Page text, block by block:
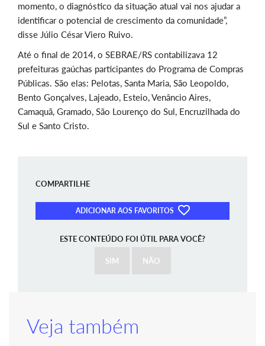
momento, o diagnóstico da situação atual vai nos ajudar a
identificar o potencial de crescimento da comunidade”,
disse Júlio César Viero Ruivo.
Até o final de 2014, o SEBRAE/RS contabilizava 12
prefeituras gaúchas participantes do Programa de Compras
Públicas. São elas: Pelotas, Santa Maria, São Leopoldo,
Bento Gonçalves, Lajeado, Esteio, Venâncio Aires,
Camaquã, Gramado, São Lourenço do Sul, Encruzilhada do
Sul e Santo Cristo.
COMPARTILHE
ADICIONAR AOS FAVORITOS
ESTE CONTEÚDO FOI ÚTIL PARA VOCÊ?
SIM NÃO
Veja também